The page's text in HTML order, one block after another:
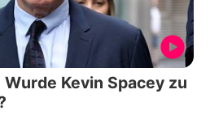
Kevin Spacey zu